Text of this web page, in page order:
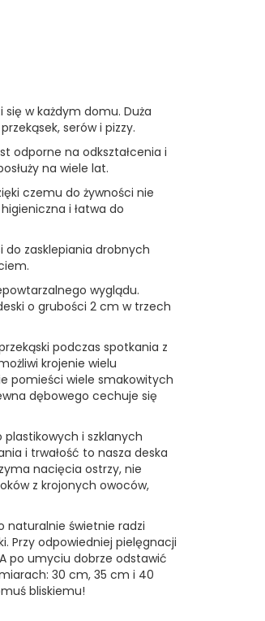
w każdym domu. Duża
serów i pizzy.
odporne na odkształcenia i
na wiele lat.
czemu do żywności nie
i łatwa do
do zasklepiania drobnych
wyglądu.
o grubości 2 cm w trzech
podczas spotkania z
krojenie wielu
pomieści wiele smakowitych
dębowego cechuje się
i szklanych
i trwałość to nasza deska
nacięcia ostrzy, nie
z krojonych owoców,
naturalnie świetnie radzi
Przy odpowiedniej pielęgnacji
po umyciu dobrze odstawić
30 cm, 35 cm i 40
bliskiemu!